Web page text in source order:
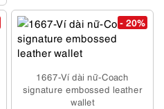
- 20%
1667-Ví dài nữ-Coach
signature embossed leather
wallet